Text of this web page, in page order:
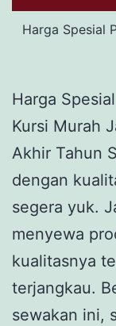
Harga Spesial
Harga
Kursi Murah
Akhir Tahun
dengan
segera yuk.
menyewa
kualitasnya
terjangkau.
sewakan ini,